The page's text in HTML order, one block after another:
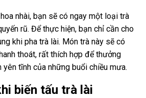
nhài, bạn sẽ có ngay một loại trà
rũ. Để thực hiện, bạn chỉ cần cho
khi pha trà lài. Món trà này sẽ có
thoát, rất thích hợp để thưởng
tĩnh của những buổi chiều mưa.
biến tấu trà lài